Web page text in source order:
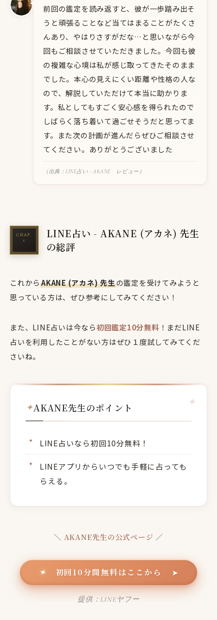
前回の鑑定を読み返すと、彼が一歩踏み出そ
うと頑張ることなど当てはまることがたくさ
んあり、やはりさすがだな…と思いながら今
回もご相談させていただきました。今回も彼
の複雑な心境は私が感じ取ってきたそのまま
でした。本心の見えにくい距離や性格の人な
ので、解説していただけて本当に助かりま
す。私としてもすごく安心感を得られたので
しばらく落ち着いて過ごせそうだと思ってま
す。また次の計画が進んだらぜひご相談させ
てください。ありがとうございました
（出典：LINE占い - AKANE レビュー）
LINE占い - AKANE (アカネ) 先生
の総評
これからAKANE (アカネ) 先生の鑑定を受けてみようと
思っている方は、ぜひ参考にしてみてください！
また、LINE占いは今なら初回鑑定10分無料 ！まだLINE
占いを利用したことがない方はぜひ１度試してみてくだ
さいね。
AKANE先生のポイント
LINE占いなら初回10分無料！
LINEアプリからいつでも手軽に占っても
らえる。
＼ AKANE先生の公式ページ ／
✦ 初回10分間無料はここから ➤
提供：LINEヤフー